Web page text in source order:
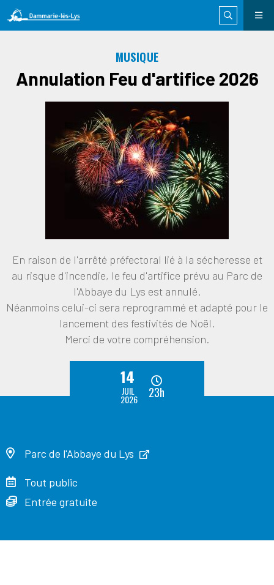
MUSIQUE
Annulation Feu d'artifice 2026
En raison de l'arrêté préfectoral lié à la sécheresse et
au risque d'incendie, le feu d'artifice prévu au Parc de
l'Abbaye du Lys est annulé.
Néanmoins celui-ci sera reprogrammé et adapté pour le
lancement des festivités de Noël.
Merci de votre compréhension.
14
JUIL
2026 23h
Parc de l'Abbaye du Lys
Tout public
Entrée gratuite